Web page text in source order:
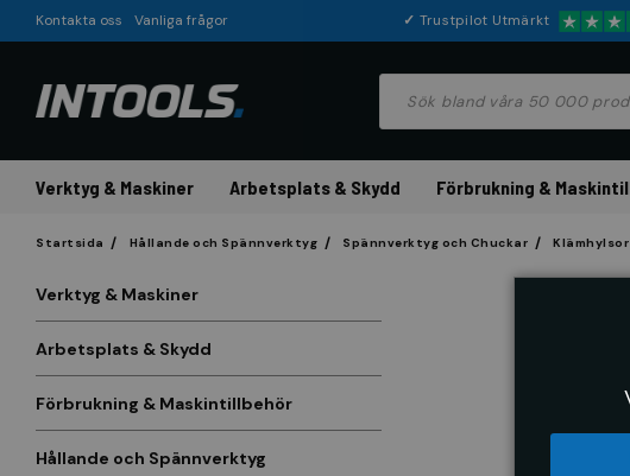
Kontakta oss Vanliga frågor ✓ Trustpilot Utmärkt
Verktyg & Maskiner Arbetsplats & Skydd Förbrukning &
Startsida Hållande och Spännverktyg Spännverktyg och Chuckar Klämhylsor
Verktyg & Maskiner
Arbetsplats & Skydd
Förbrukning & Maskintillbehör
Hållande och Spännverktyg